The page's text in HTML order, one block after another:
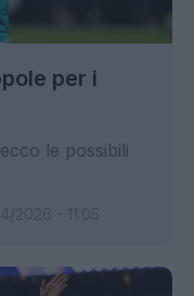
per i
le possibili